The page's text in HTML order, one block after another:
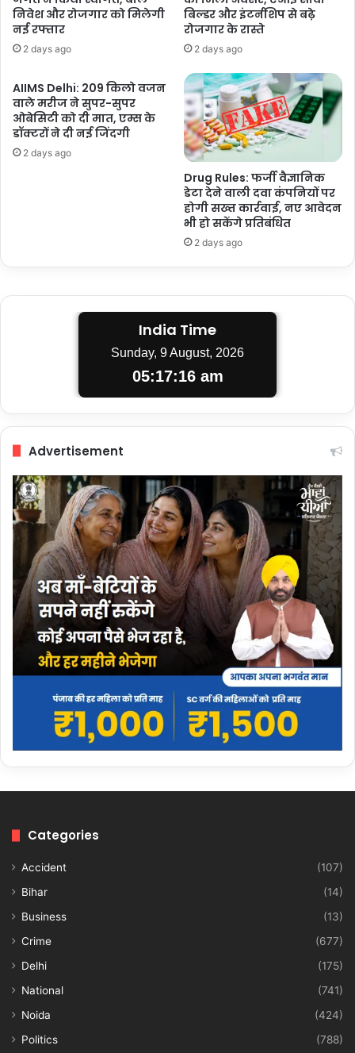
निवेश और रोजगार को मिलेगी
नई रफ्तार
2 days ago
बिल्डर और इंटर्नशिप से बढ़े
रोजगार के रास्ते
2 days ago
AIIMS Delhi: 209 किलो वजन
वाले मरीज ने सुपर-सुपर
ओबेसिटी को दी मात, एम्स के
डॉक्टरों ने दी नई जिंदगी
2 days ago
Drug Rules: फर्जी वैज्ञानिक
डेटा देने वाली दवा कंपनियों पर
होगी सख्त कार्रवाई, नए आवेदन
भी हो सकेंगे प्रतिबंधित
2 days ago
India Time
Sunday, 9 August, 2026
05:17:16 am
Advertisement
Categories
Accident
(107)
Bihar
(14)
Business
(13)
Crime
(677)
Delhi
(175)
National
(741)
Noida
(424)
Politics
(788)